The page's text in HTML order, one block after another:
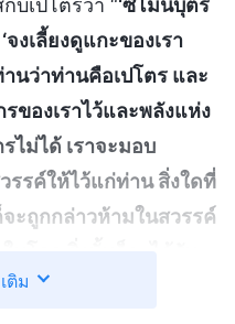
จงเลี้ยงดูแกะของเรา
านว่าท่านคือเปโตร และ
ของเราไว้และพลังแห่ง
ไม่ได้ เราจะมอบ
รค์ให้ไว้แก่ท่าน สิ่งใดที่
ะถูกกล่าวห้ามในสวรรค์
19)
ติม